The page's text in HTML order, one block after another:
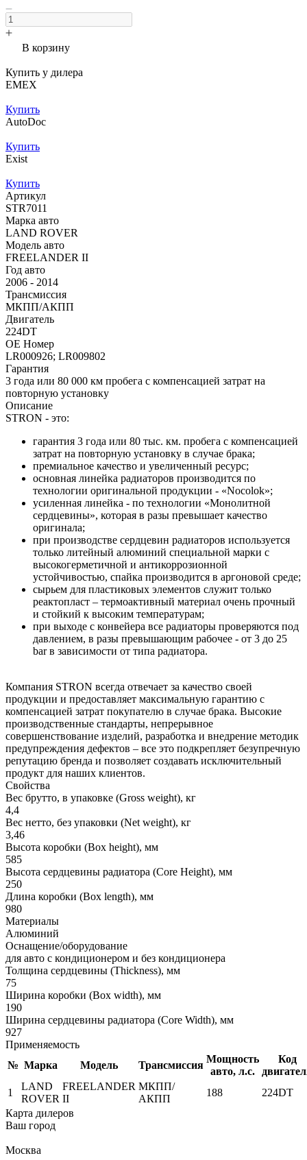
В корзину
Купить у дилера
EMEX
Купить
AutoDoc
Купить
Exist
Купить
Артикул
STR7011
Марка авто
LAND ROVER
Модель авто
FREELANDER II
Год авто
2006 - 2014
Трансмиссия
МКПП/АКПП
Двигатель
224DT
OE Номер
LR000926; LR009802
Гарантия
3 года или 80 000 км пробега с компенсацией затрат на
повторную установку
Описание
STRON - это:
гарантия 3 года или 80 тыс. км. пробега с компенсацией
затрат на повторную установку в случае брака;
премиальное качество и увеличенный ресурс;
основная линейка радиаторов производится по
технологии оригинальной продукции - «Nocolok»;
усиленная линейка - по технологии «Монолитной
сердцевины», которая в разы превышает качество
оригинала;
при производстве сердцевин радиаторов используется
только литейный алюминий специальной марки с
высокогерметичной и антикоррозионной
устойчивостью, спайка производится в аргоновой среде;
сырьем для пластиковых элементов служит только
реактопласт – термоактивный материал очень прочный
и стойкий к высоким температурам;
при выходе с конвейера все радиаторы проверяются под
давлением, в разы превышающим рабочее - от 3 до 25
bar в зависимости от типа радиатора.
Компания STRON всегда отвечает за качество своей
продукции и предоставляет максимальную гарантию с
компенсацией затрат покупателю в случае брака. Высокие
производственные стандарты, непрерывное
совершенствование изделий, разработка и внедрение методик
предупреждения дефектов – все это подкрепляет безупречную
репутацию бренда и позволяет создавать исключительный
продукт для наших клиентов.
Свойства
Вес брутто, в упаковке (Gross weight), кг
4,4
Вес нетто, без упаковки (Net weight), кг
3,46
Высота коробки (Box height), мм
585
Высота сердцевины радиатора (Core Height), мм
250
Длина коробки (Box length), мм
980
Материалы
Алюминий
Оснащение/оборудование
для авто с кондиционером и без кондиционера
Толщина сердцевины (Thickness), мм
75
Ширина коробки (Box width), мм
190
Ширина сердцевины радиатора (Core Width), мм
927
Применяемость
№ Марка Модель Трансмиссия
Мощность
авто, л.с.
Код
1
LAND
ROVER
FREELANDER
II
МКПП/
АКПП
188
224DT
Карта дилеров
Ваш город
Москва